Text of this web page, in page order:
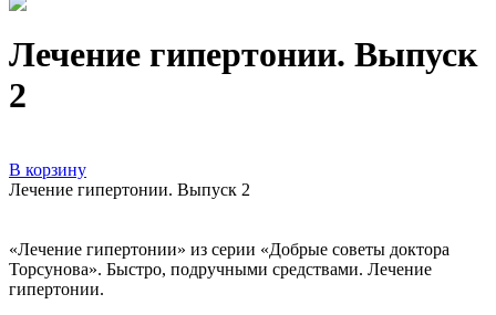
Лечение гипертонии. Выпуск
2
В корзину
Лечение гипертонии. Выпуск 2
«Лечение гипертонии» из серии «Добрые советы доктора
Торсунова». Быстро, подручными средствами. Лечение
гипертонии.